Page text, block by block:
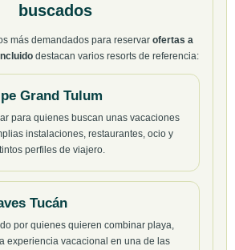
buscados
más demandados para reservar ofertas a
destacan varios resorts de referencia:
Grand Tulum
para quienes buscan unas vacaciones
instalaciones, restaurantes, ocio y
perfiles de viajero.
Tucán
por quienes quieren combinar playa,
experiencia vacacional en una de las